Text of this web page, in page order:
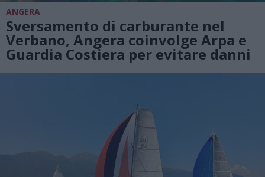
ANGERA
Sversamento di carburante nel
Verbano, Angera coinvolge Arpa e
Guardia Costiera per evitare danni